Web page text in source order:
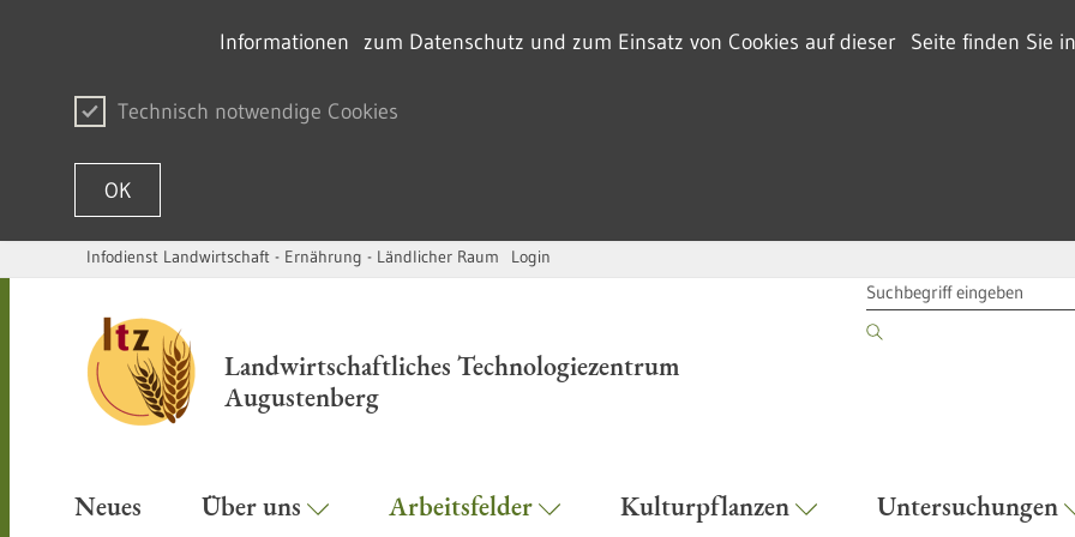
Informationen zum Datenschutz und zum Einsatz von Cookies auf dieser Seite finden Sie
Technisch notwendige Cookies
OK
Zum Inhalt springen
Infodienst Landwirtschaft - Ernährung - Ländlicher Raum Login
Landwirtschaftliches Technologiezentrum
Augustenberg
SUCHBEGRIFF
Neues Über uns Arbeitsfelder Kulturpflanzen Untersuchungen